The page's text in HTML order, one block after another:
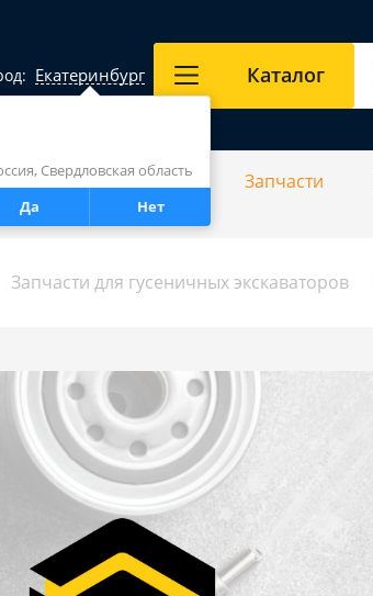
Екатеринбург
Свердловская область
Да
Нет
Каталог
Ремонт спецтехники Запчасти
Запчасти для гусеничных экскаваторов